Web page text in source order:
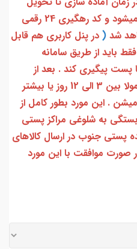
بارکد ، مراحل برای کاربر پیامک میشود و کد رهگیری 24 رقمی
شد ( در پنل کاربری هم قابل
باید از طریق سامانه
پستی و یا شماره 193 با پست پیگیری کند . بعد از
دریافت کدرهگیری 24 رقمی معمولا بین 3 الی 12 روز یا بیشتر
. این مورد بطور کامل از
به شلوغی مراکز پستی
پستی جنوب در ارسال کالاهای
موافقت با این مورد